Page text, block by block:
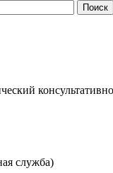
служба)